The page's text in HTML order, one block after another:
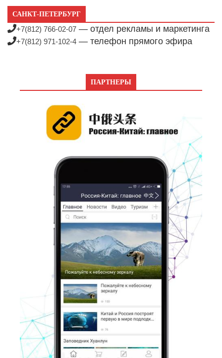
САНКТ-ПЕТЕРБУРГ
+7(812) 766-02-07 — отдел рекламы и маркетинга
+7(812) 971-102-4 — телефон прямого эфира
ПАРТНЕРЫ